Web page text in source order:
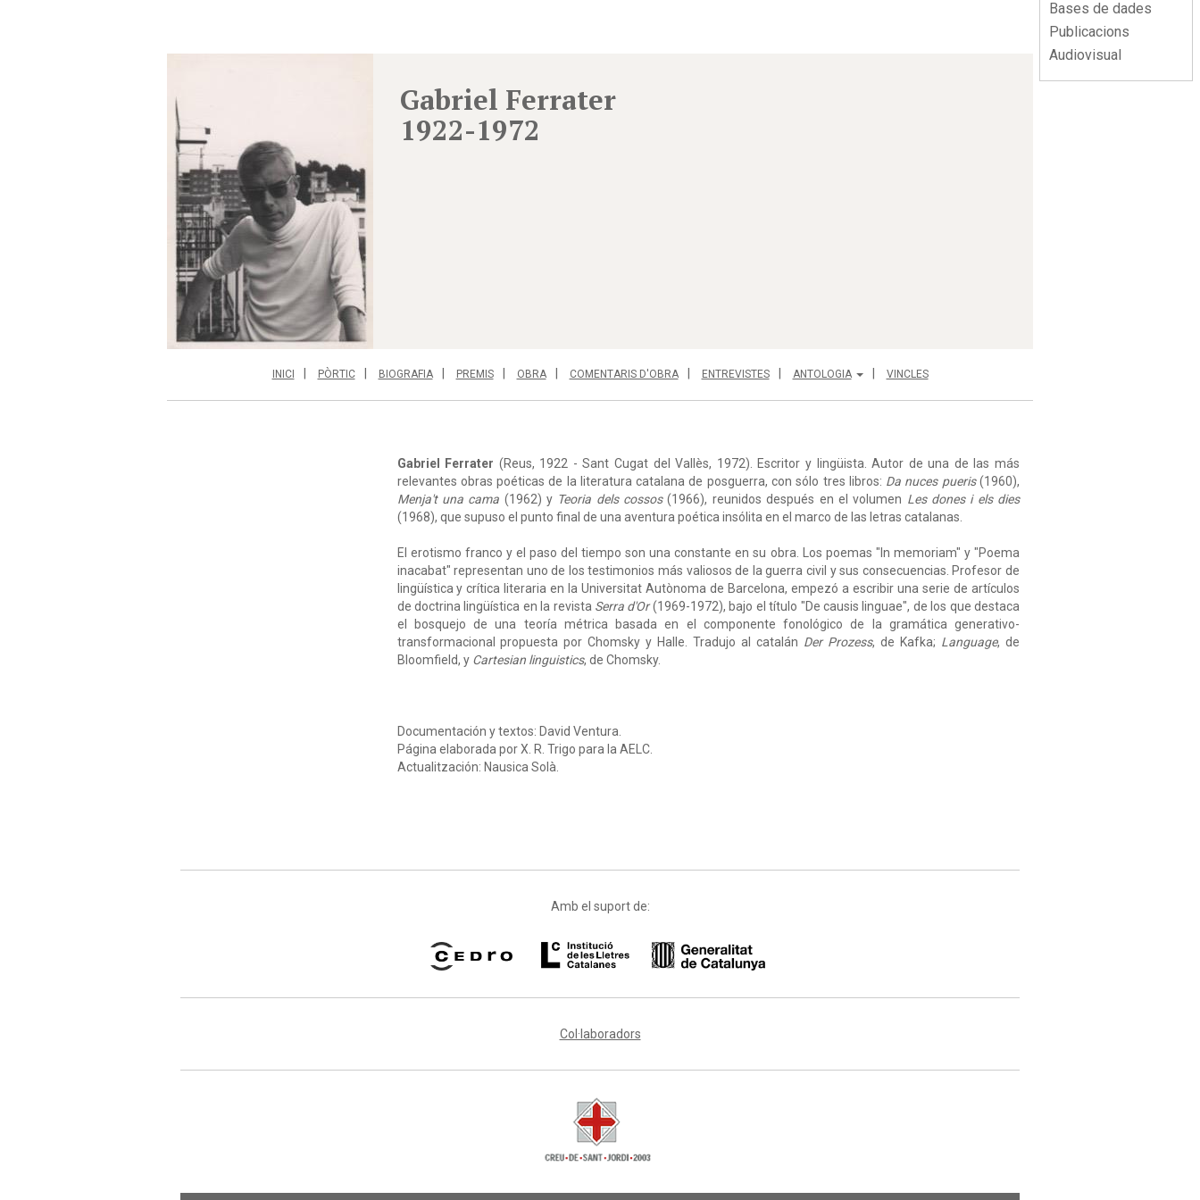
Bases de dades
Publicacions
Audiovisual
Gabriel Ferrater
1922-1972
INICI PÒRTIC BIOGRAFIA PREMIS OBRA COMENTARIS D'OBRA ENTREVISTES ANTOLOGIA VINCLES
Gabriel Ferrater (Reus, 1922 - Sant Cugat del Vallès, 1972). Escritor y lingüista. Autor de una de las más
relevantes obras poéticas de la literatura catalana de posguerra, con sólo tres libros: Da nuces pueris(1960),
Menja't una cama (1962) y Teoria dels cossos(1966), reunidos después en el volumen Les dones i els dies
(1968), que supuso el punto final de una aventura poética insólita en el marco de las letras catalanas.
El erotismo franco y el paso del tiempo son una constante en su obra. Los poemas "In memoriam" y "Poema
inacabat" representan uno de los testimonios más valiosos de la guerra civil y sus consecuencias. Profesor de
lingüística y crítica literaria en la Universitat Autònoma de Barcelona, empezó a escribir una serie de artículos
de doctrina lingüística en la revista Serra d'Or(1969-1972), bajo el título "De causis linguae", de los que destaca
el bosquejo de una teoría métrica basada en el componente fonológico de la gramática generativo-
transformacional propuesta por Chomsky y Halle. Tradujo al catalán Der Prozess, de Kafka; Language, de
Bloomfield, y Cartesian linguistics, de Chomsky.
Documentación y textos: David Ventura.
Página elaborada por X. R. Trigo para la AELC.
Actualitzación: Nausica Solà.
Amb el suport de:
Col·laboradors